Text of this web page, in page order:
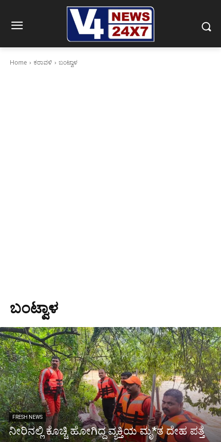
Home ಕರಾವಳಿ ಬಂಟ್ವಾಳ
ಬಂಟ್ವಾಳ
FRESH NEWS
ನೀರಿನಲ್ಲಿ ಕೊಚ್ಚಿ ಹೋಗಿದ್ದ ವ್ಯಕ್ತಿಯ ಮೃ*ತ ದೇಹ ಪತ್ತೆ